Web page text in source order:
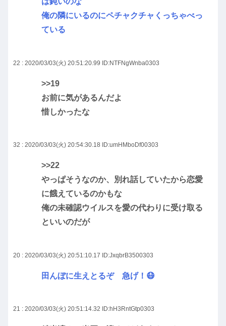
俺の隣にいるのにペチャクチャくっちゃべっ
ている
22 : 2020/03/03(火) 20:51:20.99 ID:NTFNgWnba0303
>>19
お前に気があるんだよ
惜しかったな
32 : 2020/03/03(火) 20:54:30.18 ID:umHMboDf00303
>>22
やっぱそうなのか、別れ話していたから恋愛
に餓えているのかもな
俺の未確認ウイルスを愛の代わりに受け取る
といいのだが
20 : 2020/03/03(火) 20:51:10.17 ID:JxqbrB3500303
田んぼに生えとるぞ 急げ！😷
21 : 2020/03/03(火) 20:51:14.32 ID:hH3RntGtp0303